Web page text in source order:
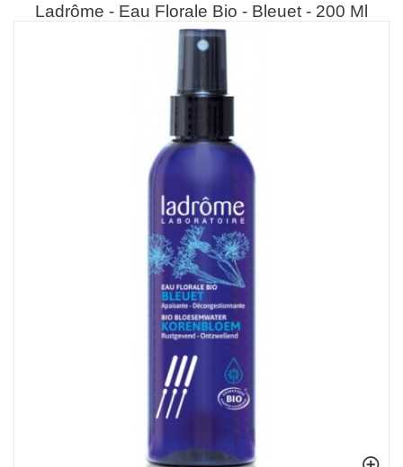
Ladrôme - Eau Florale Bio - Bleuet - 200 Ml